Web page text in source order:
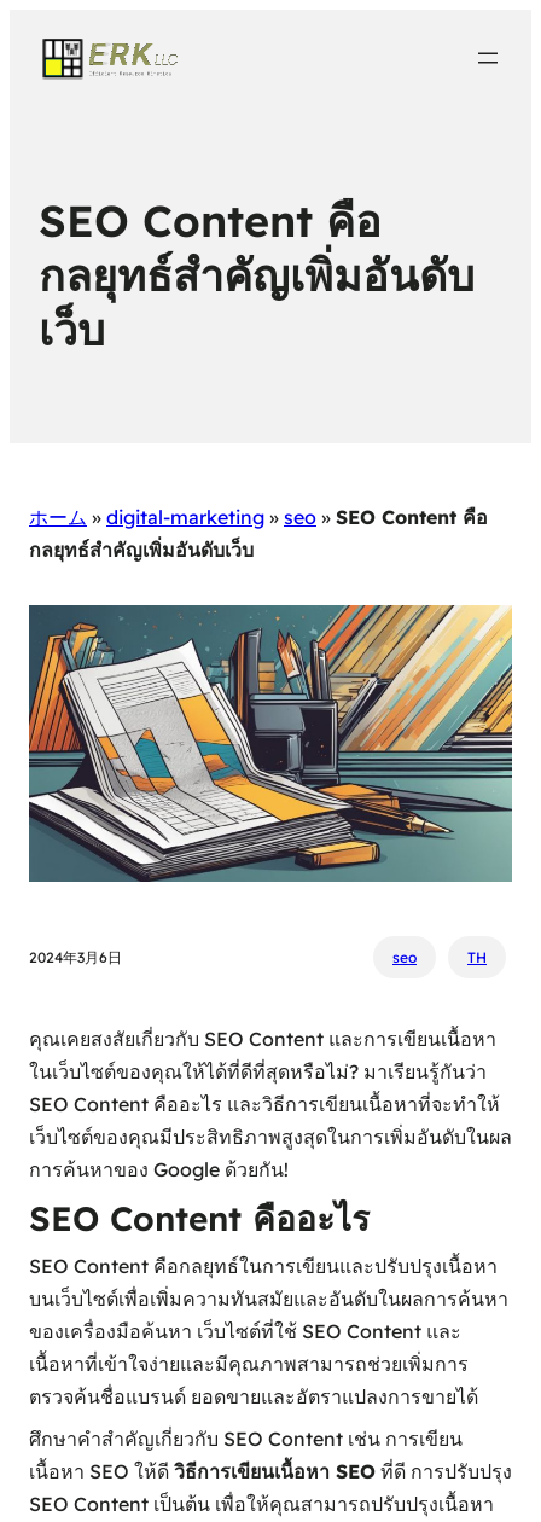
SEO Content คือ
กลยุทธ์สำคัญเพิ่มอันดับ
เว็บ
ホーム » digital-marketing » seo » SEO Content คือ
กลยุทธ์สำคัญเพิ่มอันดับเว็บ
2024年3月6日 seo TH
คุณเคยสงสัยเกี่ยวกับ SEO Content และการเขียนเนื้อหา
ในเว็บไซต์ของคุณให้ได้ที่ดีที่สุดหรือไม่? มาเรียนรู้กันว่า
SEO Content คืออะไร และวิธีการเขียนเนื้อหาที่จะทำให้
เว็บไซต์ของคุณมีประสิทธิภาพสูงสุดในการเพิ่มอันดับในผล
การค้นหาของ Google ด้วยกัน!
SEO Content คืออะไร
SEO Content คือกลยุทธ์ในการเขียนและปรับปรุงเนื้อหา
บนเว็บไซต์เพื่อเพิ่มความทันสมัยและอันดับในผลการค้นหา
ของเครื่องมือค้นหา เว็บไซต์ที่ใช้ SEO Content และ
เนื้อหาที่เข้าใจง่ายและมีคุณภาพสามารถช่วยเพิ่มการ
ตรวจค้นชื่อแบรนด์ ยอดขายและอัตราแปลงการขายได้
ศึกษาคำสำคัญเกี่ยวกับ SEO Content เช่น การเขียน
เนื้อหา SEO ให้ดี วิธีการเขียนเนื้อหา SEO ที่ดี การปรับปรุง
SEO Content เป็นต้น เพื่อให้คุณสามารถปรับปรุงเนื้อหา